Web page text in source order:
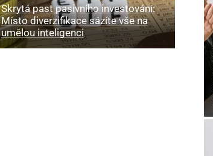
Skrytá past pasivního investování:
Místo diverzifikace sázíte vše na
umělou inteligenci